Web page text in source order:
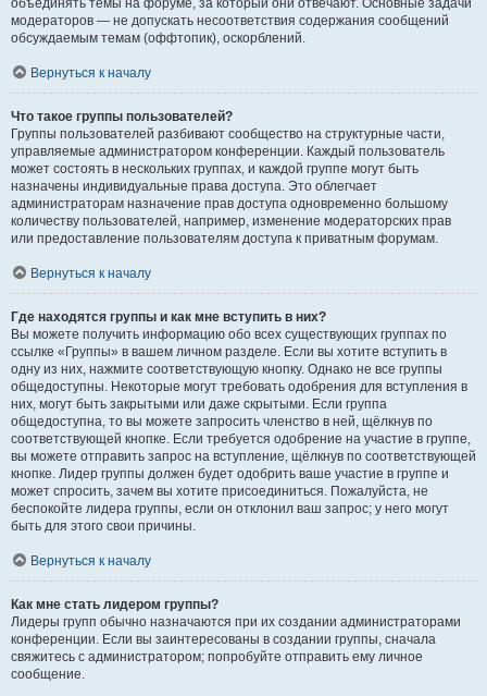
объединять темы на форуме, за который они отвечают. Основные задачи
модераторов — не допускать несоответствия содержания сообщений
обсуждаемым темам (оффтопик), оскорблений.
Вернуться к началу
Что такое группы пользователей?
Группы пользователей разбивают сообщество на структурные части,
управляемые администратором конференции. Каждый пользователь
может состоять в нескольких группах, и каждой группе могут быть
назначены индивидуальные права доступа. Это облегчает
администраторам назначение прав доступа одновременно большому
количеству пользователей, например, изменение модераторских прав
или предоставление пользователям доступа к приватным форумам.
Вернуться к началу
Где находятся группы и как мне вступить в них?
Вы можете получить информацию обо всех существующих группах по
ссылке «Группы» в вашем личном разделе. Если вы хотите вступить в
одну из них, нажмите соответствующую кнопку. Однако не все группы
общедоступны. Некоторые могут требовать одобрения для вступления в
них, могут быть закрытыми или даже скрытыми. Если группа
общедоступна, то вы можете запросить членство в ней, щёлкнув по
соответствующей кнопке. Если требуется одобрение на участие в группе,
вы можете отправить запрос на вступление, щёлкнув по соответствующей
кнопке. Лидер группы должен будет одобрить ваше участие в группе и
может спросить, зачем вы хотите присоединиться. Пожалуйста, не
беспокойте лидера группы, если он отклонил ваш запрос; у него могут
быть для этого свои причины.
Вернуться к началу
Как мне стать лидером группы?
Лидеры групп обычно назначаются при их создании администраторами
конференции. Если вы заинтересованы в создании группы, сначала
свяжитесь с администратором; попробуйте отправить ему личное
сообщение.